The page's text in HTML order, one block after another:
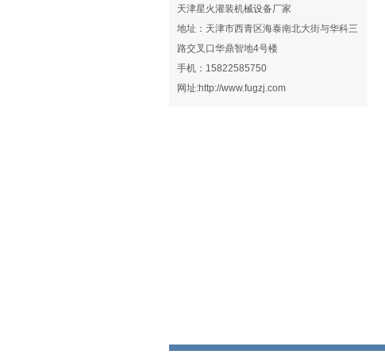
天津星火灌装机械设备厂家
地址：天津市西青区海泰南北大街与华科三
路交叉口华鼎智地4号楼
手机：15822585750
网址:http://www.fugzj.com